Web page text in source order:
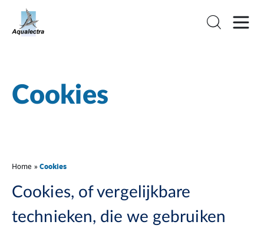
Cookies
Home »Cookies
Cookies, of vergelijkbare
technieken, die we gebruiken